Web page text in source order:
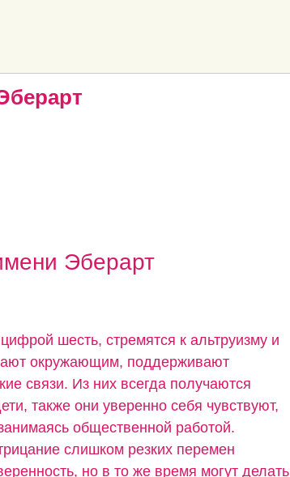
Эберарт
шесть, стремятся к альтруизму и
окружающим, поддерживают
связи. Из них всегда получаются
также они уверенно себя чувствуют,
общественной работой.
слишком резких перемен
но в то же время могут делать